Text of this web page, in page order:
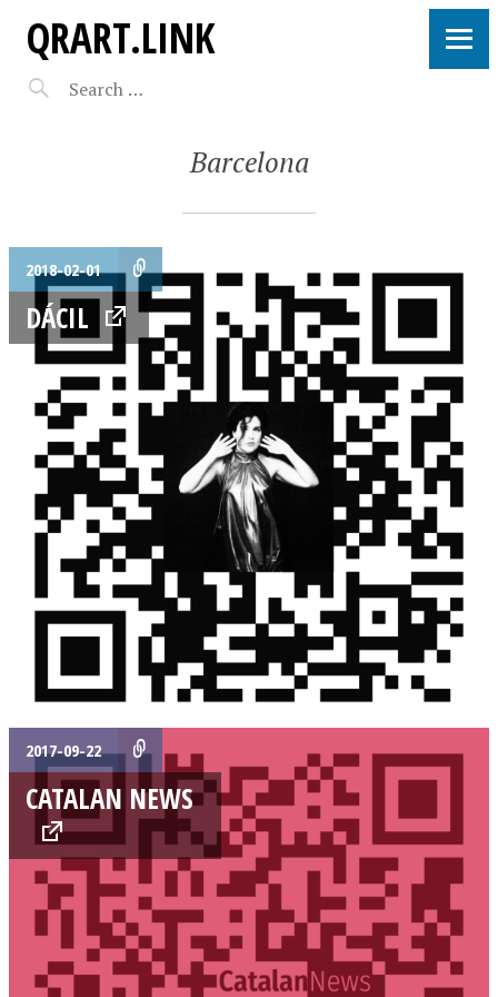
QRART.LINK
Barcelona
2018-02-01
DÁCIL
2017-09-22
CATALAN NEWS